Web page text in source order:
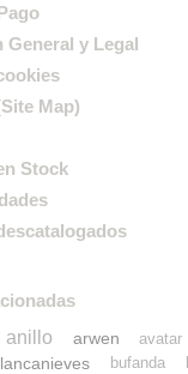
General y Legal
Map)
Stock
anillo arwen avatar
bufanda